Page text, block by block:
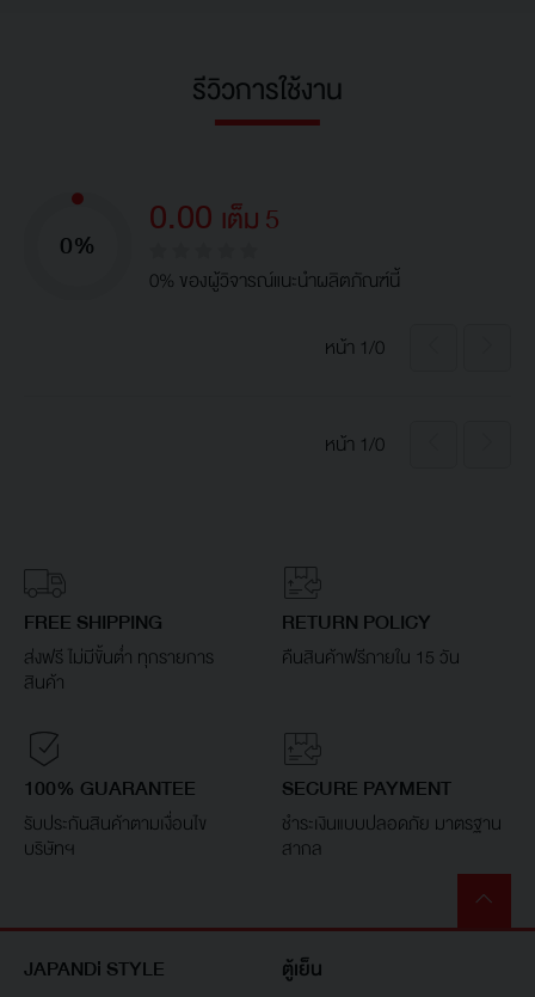
รีวิวการใช้งาน
0% 0.00 เต็ม 5
0% ของผู้วิจารณ์แนะนำผลิตภัณฑ์นี้
หน้า 1/0
หน้า 1/0
FREE SHIPPING
ส่งฟรี ไม่มีขั้นต่ำ ทุกรายการ
สินค้า
RETURN POLICY
คืนสินค้าฟรีภายใน 15 วัน
100% GUARANTEE
รับประกันสินค้าตามเงื่อนไข
บริษัทฯ
SECURE PAYMENT
ชำระเงินแบบปลอดภัย มาตรฐาน
สากล
JAPANDi STYLE ตู้เย็น